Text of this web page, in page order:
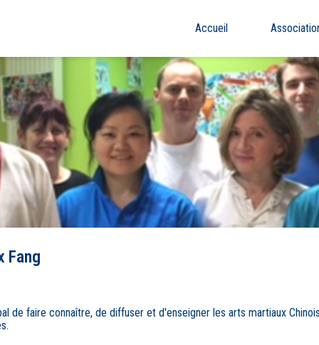
Accueil
Fang
de faire connaître, de diffuser et d'enseigner les arts martiaux